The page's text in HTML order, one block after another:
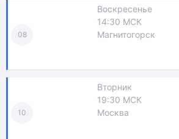
08
Воскресенье
14:30 МСК
Магнитогорск
10
Вторник
19:30 МСК
Москва